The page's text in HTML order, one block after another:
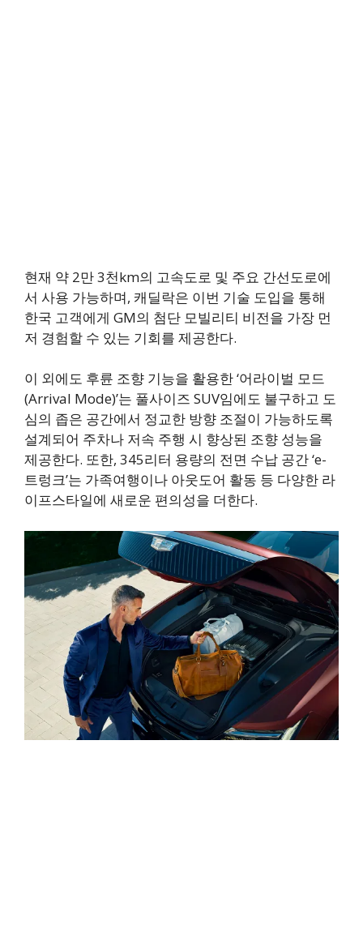
현재 약 2만 3천km의 고속도로 및 주요 간선도로에
서 사용 가능하며, 캐딜락은 이번 기술 도입을 통해
한국 고객에게 GM의 첨단 모빌리티 비전을 가장 먼
저 경험할 수 있는 기회를 제공한다.
이 외에도 후륜 조향 기능을 활용한 ‘어라이벌 모드
(Arrival Mode)’는 풀사이즈 SUV임에도 불구하고 도
심의 좁은 공간에서 정교한 방향 조절이 가능하도록
설계되어 주차나 저속 주행 시 향상된 조향 성능을
제공한다. 또한, 345리터 용량의 전면 수납 공간 ‘e-
트렁크’는 가족여행이나 아웃도어 활동 등 다양한 라
이프스타일에 새로운 편의성을 더한다.